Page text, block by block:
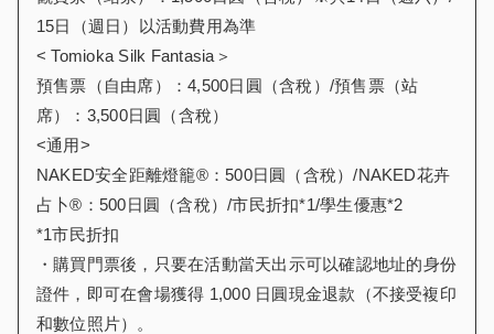
15日（週日）以活動費用為準
< Tomioka Silk Fantasia＞
預售票（自由席）：4,500日圓（含稅）/預售票（站
席）：3,500日圓（含稅）
<通用>
NAKED安全距離燈籠®：500日圓（含稅）/NAKED花卉
占卜®：500日圓（含稅）/市民折扣*1/學生優惠*2
*1市民折扣
・購買門票後，只要在活動當天出示可以確認地址的身份
證件，即可在會場獲得 1,000 日圓現金退款（不接受複印
和數位照片）。